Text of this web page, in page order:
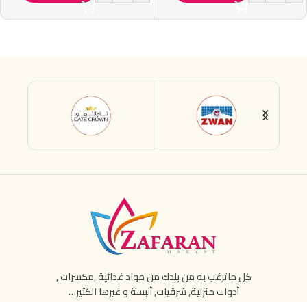
كل ماترغب به من بلدك من مواد غذائية ,مكسرات ,
أدوات منزلية, شرقيات, ألبسة و غيرها الكثير…